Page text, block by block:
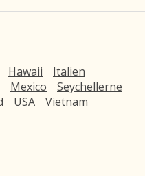
Hawaii
Italien
Mexico
Seychellerne
USA
Vietnam